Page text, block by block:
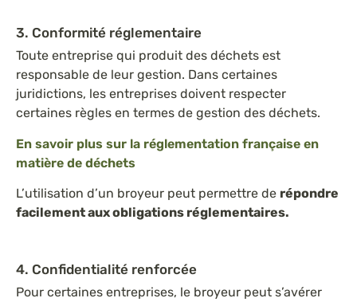
3. Conformité réglementaire
Toute entreprise qui produit des déchets est
responsable de leur gestion. Dans certaines
juridictions, les entreprises doivent respecter
certaines règles en termes de gestion des déchets.
En savoir plus sur la réglementation française en
matière de déchets
L’utilisation d’un broyeur peut permettre de répondre
facilement aux obligations réglementaires.
4. Confidentialité renforcée
Pour certaines entreprises, le broyeur peut s’avérer